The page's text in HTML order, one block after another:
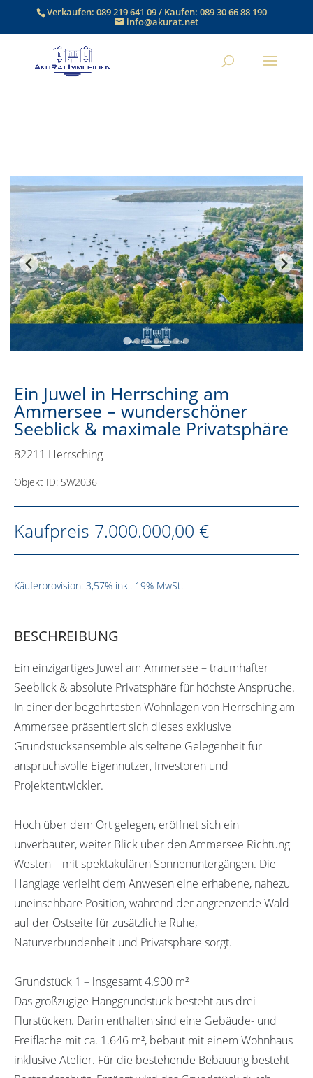
Verkaufen:089 219 641 09/ Kaufen:089 30 66 88 190
info@akurat.net
Ein Juwel in Herrsching am
Ammersee – wunderschöner
Seeblick & maximale Privatsphäre
82211 Herrsching
Objekt ID: SW2036
Kaufpreis 7.000.000,00 €
Käuferprovision: 3,57% inkl. 19% MwSt.
BESCHREIBUNG
Ein einzigartiges Juwel am Ammersee – traumhafter
Seeblick & absolute Privatsphäre für höchste Ansprüche.
In einer der begehrtesten Wohnlagen von Herrsching am
Ammersee präsentiert sich dieses exklusive
Grundstücksensemble als seltene Gelegenheit für
anspruchsvolle Eigennutzer, Investoren und
Projektentwickler.
Hoch über dem Ort gelegen, eröffnet sich ein
unverbauter, weiter Blick über den Ammersee Richtung
Westen – mit spektakulären Sonnenuntergängen. Die
Hanglage verleiht dem Anwesen eine erhabene, nahezu
uneinsehbare Position, während der angrenzende Wald
auf der Ostseite für zusätzliche Ruhe,
Naturverbundenheit und Privatsphäre sorgt.
Grundstück 1 – insgesamt 4.900 m²
Das großzügige Hanggrundstück besteht aus drei
Flurstücken. Darin enthalten sind eine Gebäude- und
Freifläche mit ca. 1.646 m², bebaut mit einem Wohnhaus
inklusive Atelier. Für die bestehende Bebauung besteht